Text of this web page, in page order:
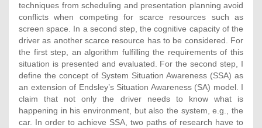
techniques from scheduling and presentation planning avoid
conflicts when competing for scarce resources such as
screen space. In a second step, the cognitive capacity of the
driver as another scarce resource has to be considered. For
the first step, an algorithm fulfilling the requirements of this
situation is presented and evaluated. For the second step, I
define the concept of System Situation Awareness (SSA) as
an extension of Endsley’s Situation Awareness (SA) model. I
claim that not only the driver needs to know what is
happening in his environment, but also the system, e.g., the
car. In order to achieve SSA, two paths of research have to